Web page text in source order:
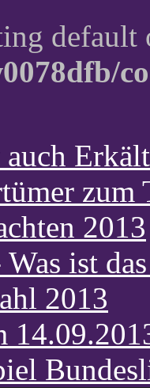
zum
2013
ist
2013